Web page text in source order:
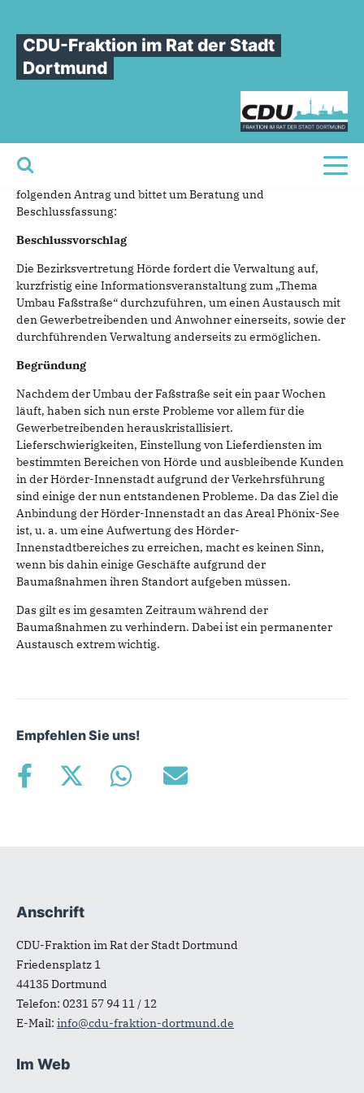
CDU-Fraktion im Rat der Stadt
Dortmund
Sie sind hier
Informationsveranstaltung
für die nächste Sitzung der Bezirksvertretung Dortmund-
Hörde stellt die CDU-Fraktion in der Bezirksvertretung
folgenden Antrag und bittet um Beratung und
Beschlussfassung:
Beschlussvorschlag
Die Bezirksvertretung Hörde fordert die Verwaltung auf,
kurzfristig eine Informationsveranstaltung zum „Thema
Umbau Faßstraße“ durchzuführen, um einen Austausch mit
den Gewerbetreibenden und Anwohner einerseits, sowie der
durchführenden Verwaltung anderseits zu ermöglichen.
Begründung
Nachdem der Umbau der Faßstraße seit ein paar Wochen
läuft, haben sich nun erste Probleme vor allem für die
Gewerbetreibenden herauskristallisiert.
Lieferschwierigkeiten, Einstellung von Lieferdiensten im
bestimmten Bereichen von Hörde und ausbleibende Kunden
in der Hörder-Innenstadt aufgrund der Verkehrsführung
sind einige der nun entstandenen Probleme. Da das Ziel die
Anbindung der Hörder-Innenstadt an das Areal Phönix-See
ist, u. a. um eine Aufwertung des Hörder-
Innenstadtbereiches zu erreichen, macht es keinen Sinn,
wenn bis dahin einige Geschäfte aufgrund der
Baumaßnahmen ihren Standort aufgeben müssen.
Das gilt es im gesamten Zeitraum während der
Baumaßnahmen zu verhindern. Dabei ist ein permanenter
Austausch extrem wichtig.
Empfehlen Sie uns!
Fußbereich
Anschrift
CDU-Fraktion im Rat der Stadt Dortmund
Friedensplatz 1
44135Dortmund
Telefon: 0231 57 94 11 / 12
E-Mail: info@cdu-fraktion-dortmund.de
Im Web